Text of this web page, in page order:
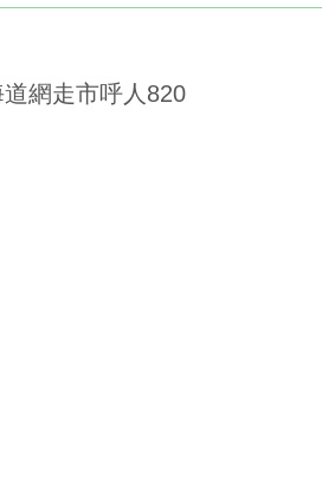
網走市呼人820